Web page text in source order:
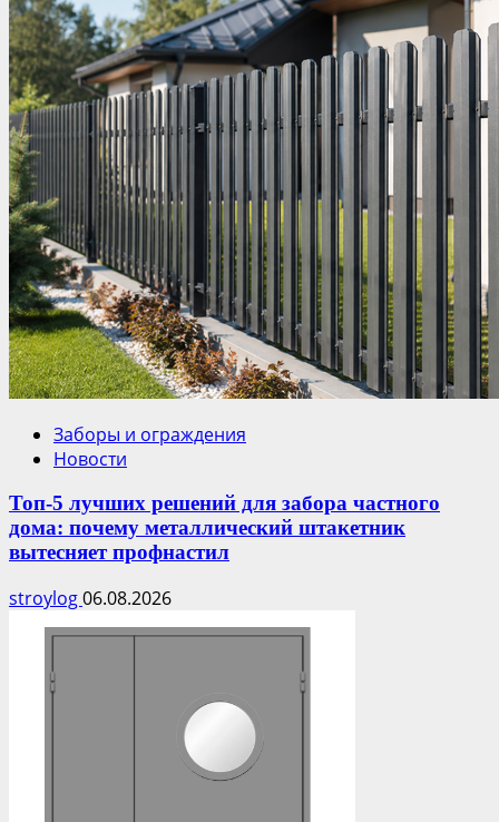
Заборы и ограждения
Новости
Топ-5 лучших решений для забора частного
дома: почему металлический штакетник
вытесняет профнастил
stroylog06.08.2026